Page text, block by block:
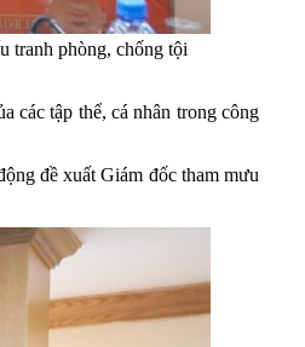
tranh phòng, chống tội
các tập thể, cá nhân trong công
đề xuất Giám đốc tham mưu